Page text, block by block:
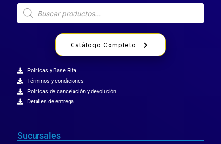
Catálogo Completo
Politicas y Base Rifa
Términos y condiciones
Políticas de cancelación y devolución
Detalles de entrega
Sucursales